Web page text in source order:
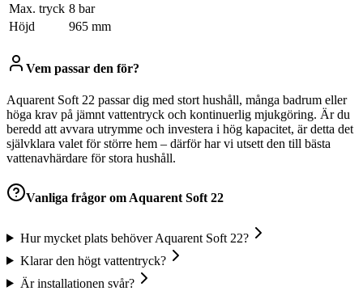
Max. tryck 8 bar
Höjd
965 mm
Vem passar den för?
Aquarent Soft 22 passar dig med stort hushåll, många badrum eller
höga krav på jämnt vattentryck och kontinuerlig mjukgöring. Är du
beredd att avvara utrymme och investera i hög kapacitet, är detta det
självklara valet för större hem – därför har vi utsett den till bästa
vattenavhärdare för stora hushåll.
Vanliga frågor omAquarent Soft 22
Hur mycket plats behöver Aquarent Soft 22?
Klarar den högt vattentryck?
Är installationen svår?